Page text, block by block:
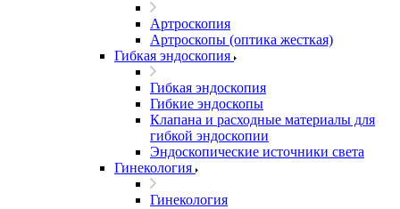
Артроскопия
Артроскопы (оптика жесткая)
Гибкая эндоскопия
Гибкая эндоскопия
Гибкие эндоскопы
Клапана и расходные материалы для
гибкой эндоскопии
Эндоскопические источники света
Гинекология
Гинекология